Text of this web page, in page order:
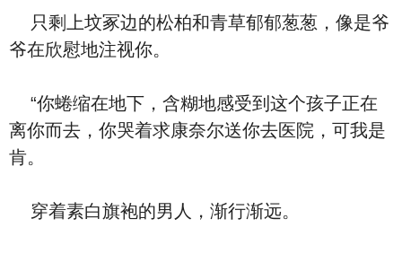
只剩上坟冢边的松柏和青草郁郁葱葱，像是爷
爷在欣慰地注视你。
“你蜷缩在地下，含糊地感受到这个孩子正在
离你而去，你哭着求康奈尔送你去医院，可我是
肯。
穿着素白旗袍的男人，渐行渐远。